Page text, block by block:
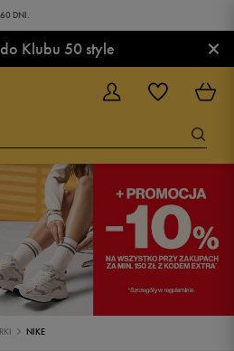
DNI.
Klubu 50 style ×
NIKE